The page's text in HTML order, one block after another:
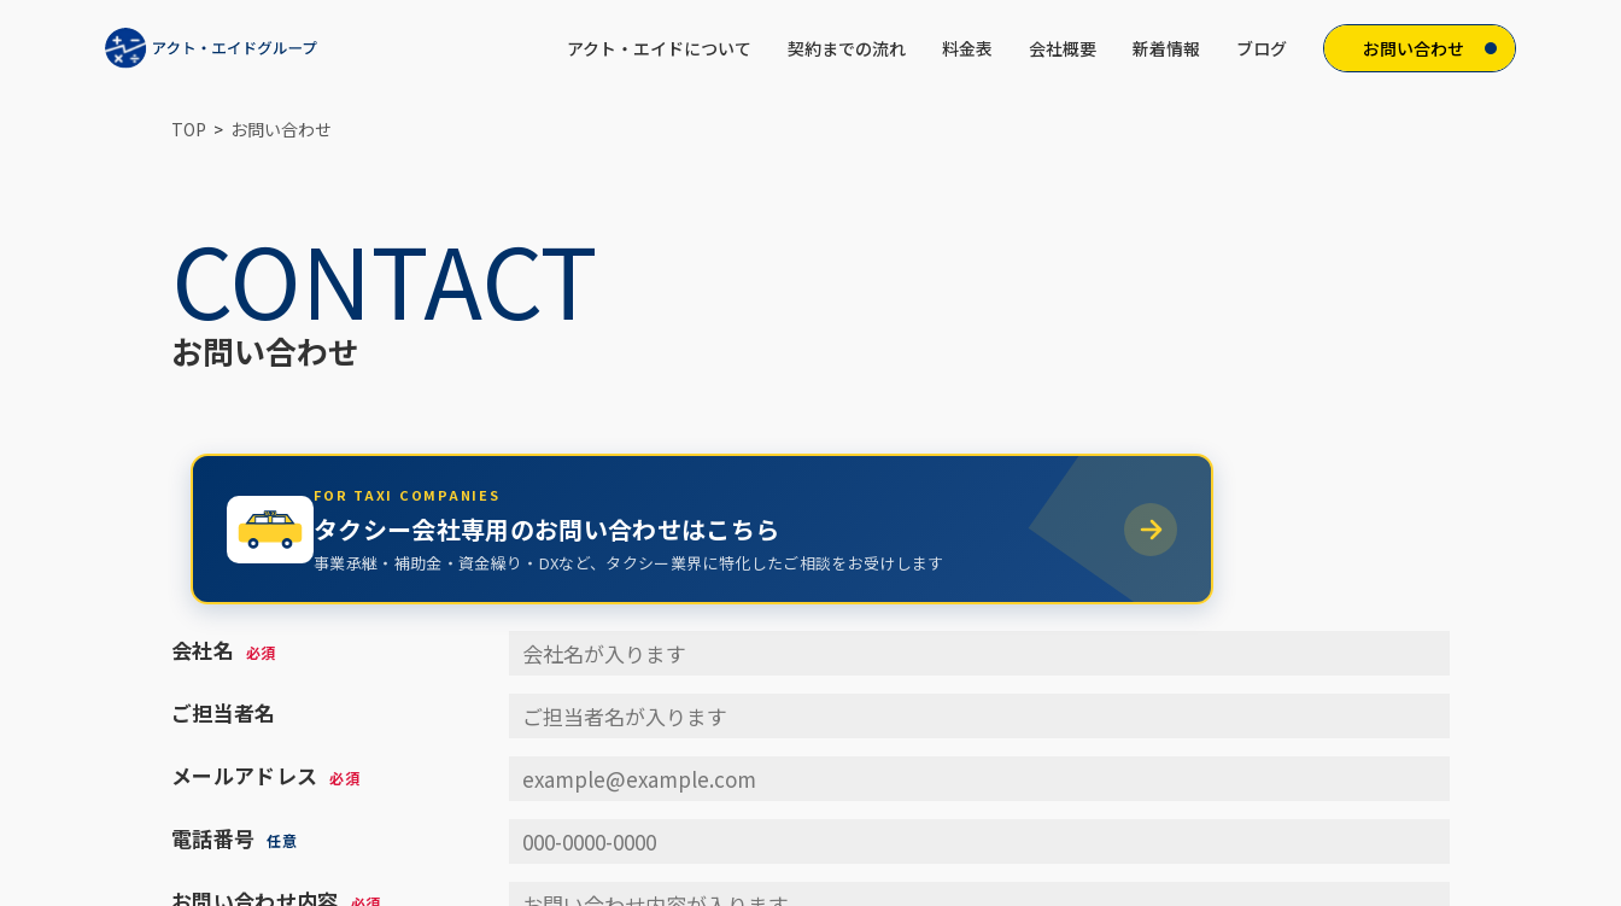
アクト・エイドについて 契約までの流れ 料金表 会社概要 新着情報 ブログ お問い合わせ
TOP お問い合わせ
CONTACT
お問い合わせ
TAXI
FOR TAXI COMPANIES
タクシー会社専用のお問い合わせはこちら
事業承継・補助金・資金繰り・DXなど、タクシー業界に特化したご相談をお受けします
会社名 必須
ご担当者名
メールアドレス 必須
電話番号 任意